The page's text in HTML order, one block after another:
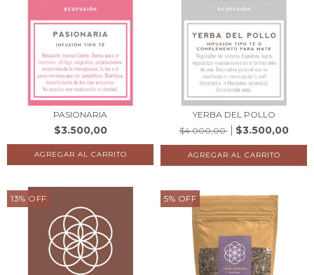
PASIONARIA
$3.500,00
YERBA DEL POLLO
$4.000,00
$3.500,00
13% OFF 5% OFF